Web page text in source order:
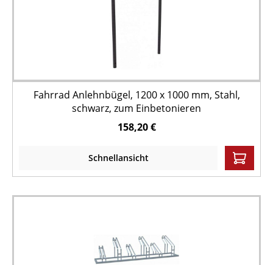
Fahrrad Anlehnbügel, 1200 x 1000 mm, Stahl,
schwarz, zum Einbetonieren
158,20 €
Schnellansicht